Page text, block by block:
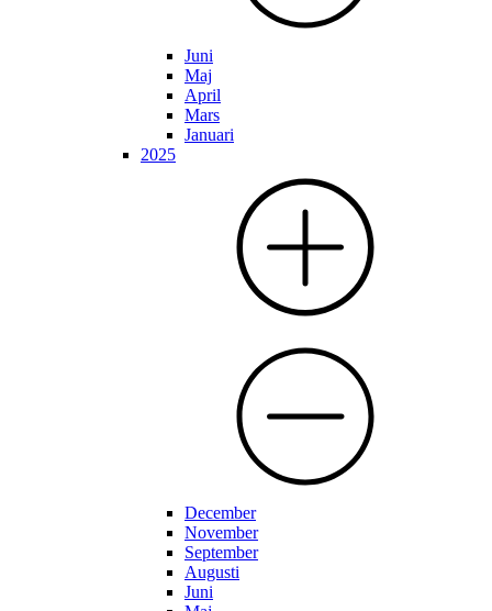
Juni
Maj
April
Mars
Januari
2025
December
November
September
Augusti
Juni